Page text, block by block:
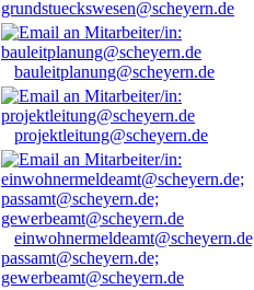
grundstueckswesen@scheyern.de
bauleitplanung@scheyern.de
projektleitung@scheyern.de
passamt@scheyern.de;
gewerbeamt@scheyern.de